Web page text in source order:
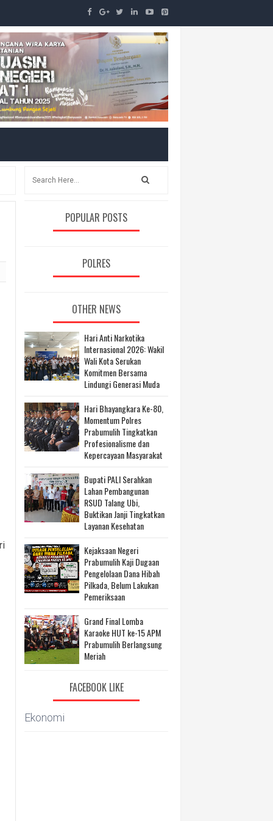
POPULAR POSTS
POLRES
OTHER NEWS
Hari Anti Narkotika
Internasional 2026: Wakil
Wali Kota Serukan
Komitmen Bersama
Lindungi Generasi Muda
Hari Bhayangkara Ke-80,
Momentum Polres
Prabumulih Tingkatkan
Profesionalisme dan
Kepercayaan Masyarakat
Bupati PALI Serahkan
Lahan Pembangunan
RSUD Talang Ubi,
Buktikan Janji Tingkatkan
Layanan Kesehatan
Kejaksaan Negeri
Prabumulih Kaji Dugaan
Pengelolaan Dana Hibah
Pilkada, Belum Lakukan
Pemeriksaan
Grand Final Lomba
Karaoke HUT ke-15 APM
Prabumulih Berlangsung
Meriah
FACEBOOK LIKE
Ekonomi